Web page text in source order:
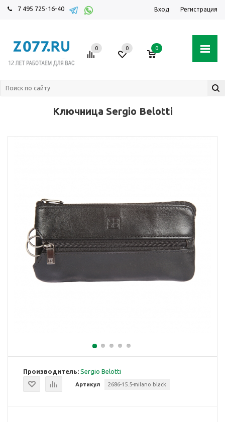
7 495 725-16-40 Вход Регистрация
0 0 0
Ключница Sergio Belotti
Производитель: Sergio Belotti
Артикул 2686-15.5-milano black